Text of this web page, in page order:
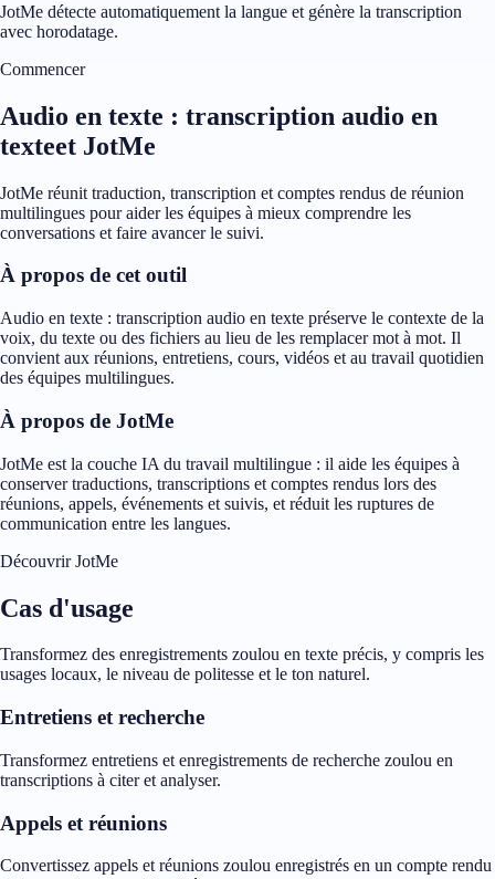
JotMe détecte automatiquement la langue et génère la transcription
avec horodatage.
Commencer
Audio en texte : transcription audio en
texteet JotMe
JotMe réunit traduction, transcription et comptes rendus de réunion
multilingues pour aider les équipes à mieux comprendre les
conversations et faire avancer le suivi.
À propos de cet outil
Audio en texte : transcription audio en texte préserve le contexte de la
voix, du texte ou des fichiers au lieu de les remplacer mot à mot. Il
convient aux réunions, entretiens, cours, vidéos et au travail quotidien
des équipes multilingues.
À propos de JotMe
JotMe est la couche IA du travail multilingue : il aide les équipes à
conserver traductions, transcriptions et comptes rendus lors des
réunions, appels, événements et suivis, et réduit les ruptures de
communication entre les langues.
Découvrir JotMe
Cas d'usage
Transformez des enregistrements zoulou en texte précis, y compris les
usages locaux, le niveau de politesse et le ton naturel.
Entretiens et recherche
Transformez entretiens et enregistrements de recherche zoulou en
transcriptions à citer et analyser.
Appels et réunions
Convertissez appels et réunions zoulou enregistrés en un compte rendu